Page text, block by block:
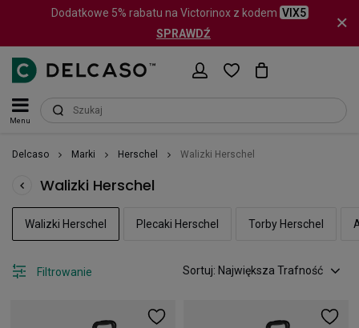
Dodatkowe 5% rabatu na Victorinox z kodem VIX5
SPRAWDŹ
Menu
Delcaso Marki Herschel Walizki Herschel
Walizki Herschel
Walizki Herschel Plecaki Herschel Torby Herschel
Sortuj: Największa Trafność
Filtrowanie